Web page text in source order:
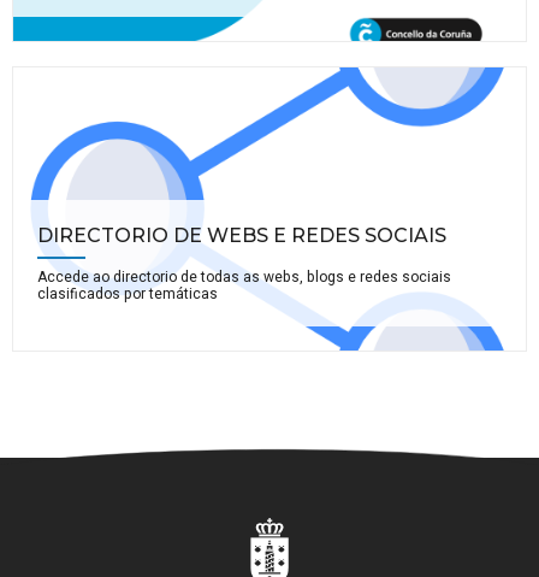
DIRECTORIO DE WEBS E REDES SOCIAIS
Accede ao directorio de todas as webs, blogs e redes sociais
clasificados por temáticas